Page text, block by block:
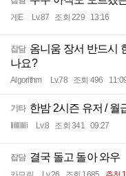
게E Lv.87 조회 229 13:16
잡담 옴니움 장서 반드시
나요?
Algorithm Lv.78 조회 496
기타 한밤 2시즌 유저 / 월
Iillllllili Lv.8 조회 341 09:27
잡담 결국 돌고 돌아 와우